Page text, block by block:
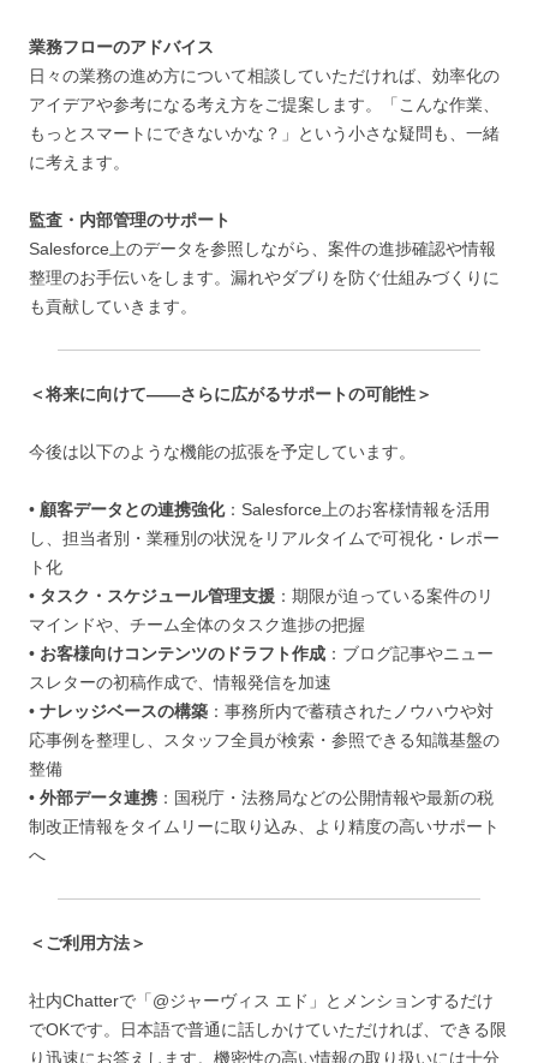
業務フローのアドバイス
日々の業務の進め方について相談していただければ、効率化の
アイデアや参考になる考え方をご提案します。「こんな作業、
もっとスマートにできないかな？」という小さな疑問も、一緒
に考えます。
監査・内部管理のサポート
Salesforce上のデータを参照しながら、案件の進捗確認や情報
整理のお手伝いをします。漏れやダブりを防ぐ仕組みづくりに
も貢献していきます。
＜将来に向けて――さらに広がるサポートの可能性＞
今後は以下のような機能の拡張を予定しています。
• 顧客データとの連携強化：Salesforce上のお客様情報を活用
し、担当者別・業種別の状況をリアルタイムで可視化・レポー
ト化
• タスク・スケジュール管理支援 ：期限が迫っている案件のリ
マインドや、チーム全体のタスク進捗の把握
• お客様向けコンテンツのドラフト作成 ：ブログ記事やニュー
スレターの初稿作成で、情報発信を加速
• ナレッジベースの構築 ：事務所内で蓄積されたノウハウや対
応事例を整理し、スタッフ全員が検索・参照できる知識基盤の
整備
• 外部データ連携 ：国税庁・法務局などの公開情報や最新の税
制改正情報をタイムリーに取り込み、より精度の高いサポート
へ
＜ご利用方法＞
社内Chatterで「@ジャーヴィス エド」とメンションするだけ
でOKです。日本語で普通に話しかけていただければ、できる限
り迅速にお答えします。機密性の高い情報の取り扱いには十分